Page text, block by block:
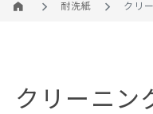
耐洗紙 クリ
クリーニン